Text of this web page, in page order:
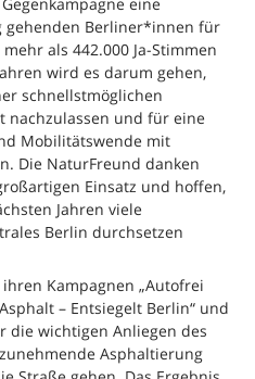
gehenden Berliner*innen für
als 442.000 Ja-Stimmen
wird es darum gehen,
schnellstmöglichen
und für eine
Mobilitätswende mit
Die NaturFreund danken
Einsatz und hoffen,
Jahren viele
Berlin durchsetzen
Kampagnen „Autofrei
– Entsiegelt Berlin“ und
die wichtigen Anliegen des
Asphaltierung